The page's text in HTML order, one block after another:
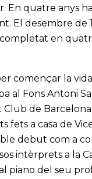
En quatre anys
El desembre de
completat en
començar la
al Fons Antoni
de
a casa de
debut com a
intèrprets a la
piano del seu